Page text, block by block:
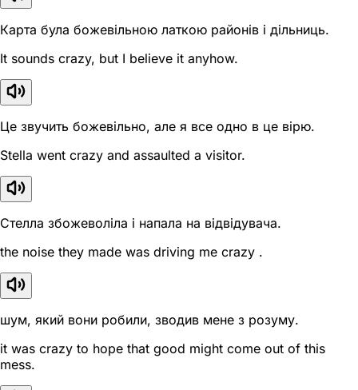
Карта була божевільною латкою районів і дільниць.
It sounds crazy, but I believe it anyhow.
Це звучить божевільно, але я все одно в це вірю.
Stella went crazy and assaulted a visitor.
Стелла збожеволіла і напала на відвідувача.
the noise they made was driving me crazy .
шум, який вони робили, зводив мене з розуму.
it was crazy to hope that good might come out of this
mess.